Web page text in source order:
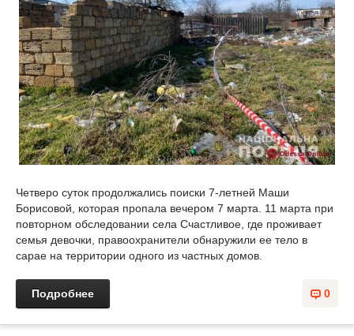
Четверо суток продолжались поиски 7-летней Маши
Борисовой, которая пропала вечером 7 марта. 11 марта при
повторном обследовании села Счастливое, где проживает
семья девочки, правоохранители обнаружили ее тело в
сарае на территории одного из частных домов.
0
Подробнее